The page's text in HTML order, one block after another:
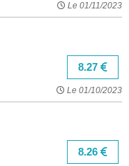
Le 01/11/2023
8.27
Le 01/10/2023
8.26